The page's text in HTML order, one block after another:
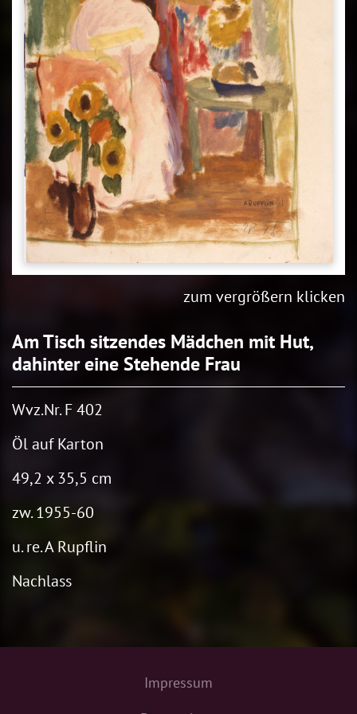
zum vergrößern klicken
Am Tisch sitzendes Mädchen mit Hut,
dahinter eine Stehende Frau
Wvz.Nr. F 402
Öl auf Karton
49,2 x 35,5 cm
zw. 1955-60
u. re. A Rupflin
Nachlass
Impressum